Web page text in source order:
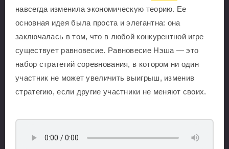
навсегда изменила экономическую теорию. Ее
основная идея была проста и элегантна: она
заключалась в том, что в любой конкурентной игре
существует равновесие. Равновесие Нэша — это
набор стратегий соревнования, в котором ни один
участник не может увеличить выигрыш, изменив
стратегию, если другие участники не меняют своих.